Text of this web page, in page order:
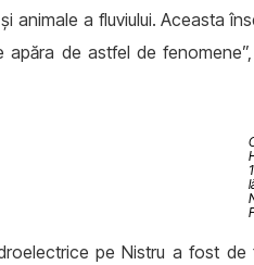
animale a fluviului. Aceasta
apăra de astfel de
pe Nistru a fost